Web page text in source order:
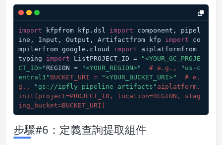
import kfpfrom kfp.dsl import component, pipel
ine, Input, Output, Artifactfrom kfp import co
mpilerfrom google.cloud import aiplatformfrom
typing import ListPROJECT_ID =
"<YOUR_GC_PROJE
CT_ID>" REGION = "<YOUR_REGION>" # e.g.,
"us-c
entral1" BUCKET_URI = "<YOUR_BUCKET_URI>"
  # e.
g.,
"gs://ipfly-pipeline-artifacts" aiplatform.
init(project=PROJECT_ID, location=REGION, stag
ing_bucket=BUCKET_URI)
步驟#6：定義查詢提取組件